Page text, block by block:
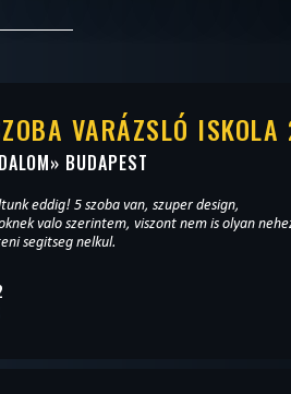
VARÁZSLÓ ISKOLA
» BUDAPEST
eddig! 5 szoba van, szuper design,
valo szerintem, viszont nem is olyan
segitseg nelkul.